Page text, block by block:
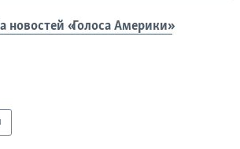
новостей «Голоса Америки»